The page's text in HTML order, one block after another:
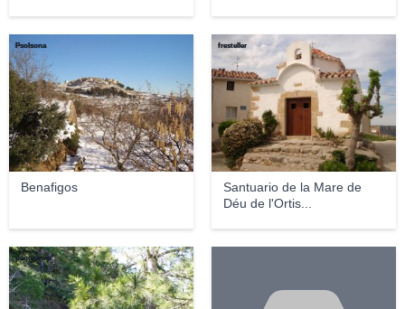
Benafigos
Psolsona
Santuario de la Mare de
Déu de l'Ortis...
fresteller
panoramio